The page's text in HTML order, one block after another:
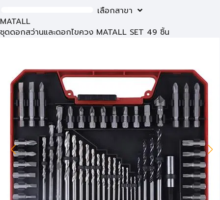
เลือกสาขา
MATALL
ชุดดอกสว่านและดอกไขควง MATALL SET 49 ชิ้น